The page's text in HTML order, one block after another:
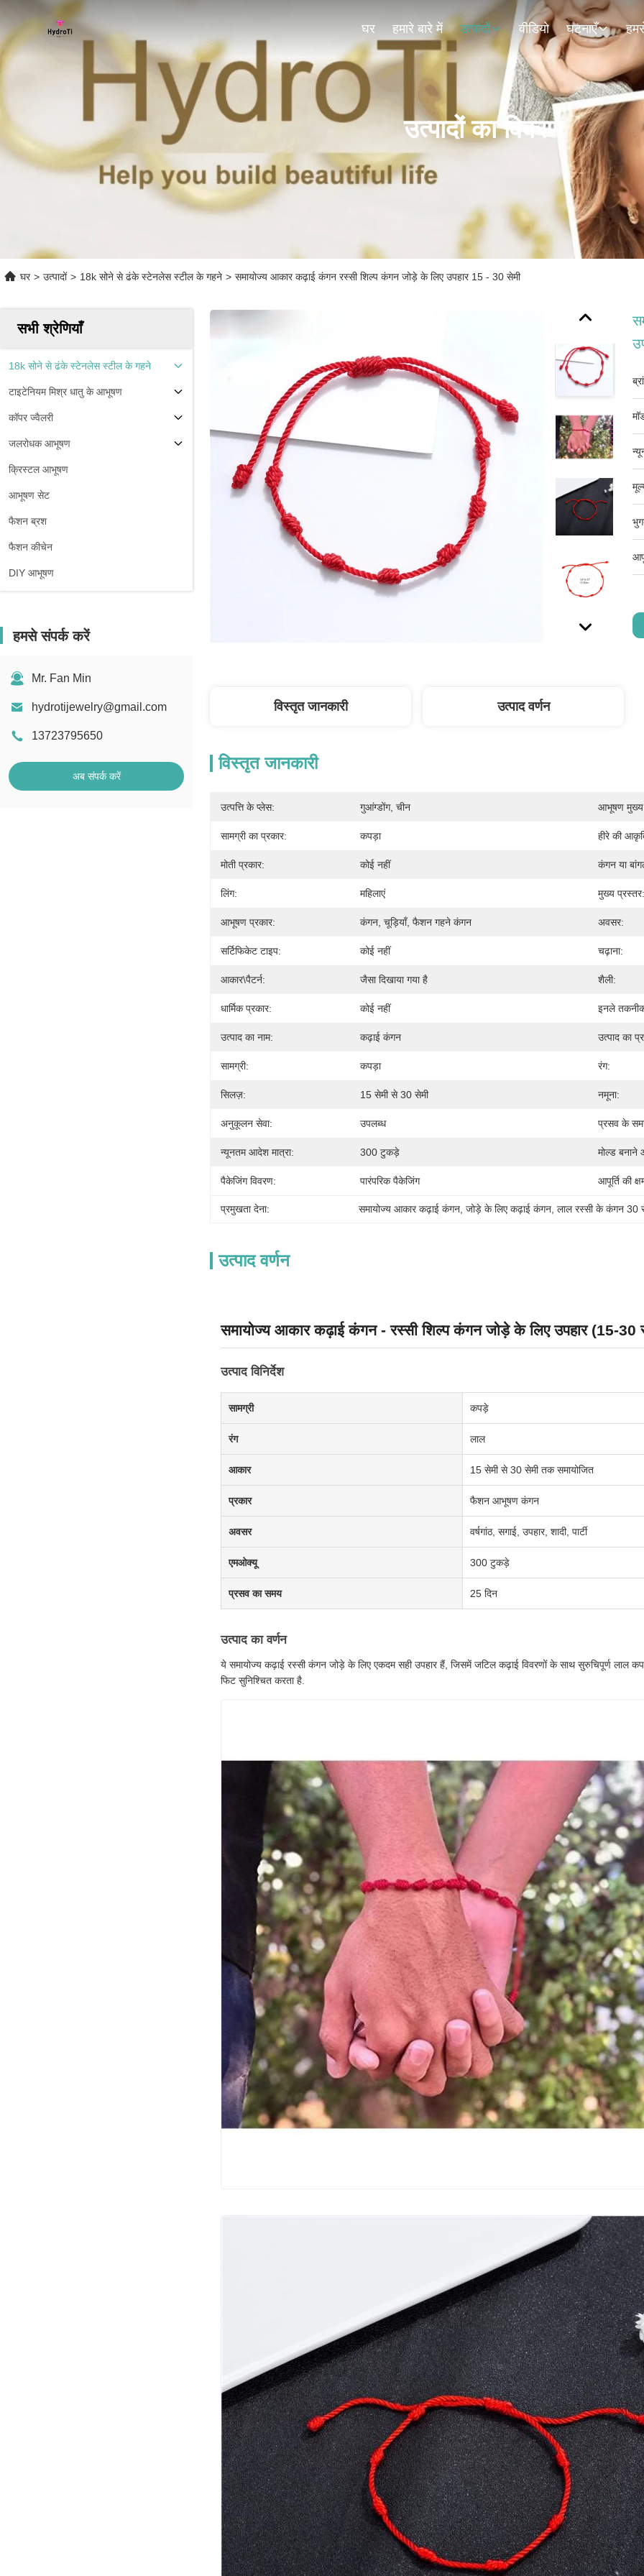
घर हमारे बारे में उत्पादों वीडियो घटनाएँ
उत्पादों का विवरण
घर > उत्पादों > 18k सोने से ढंके स्टेनलेस स्टील के गहने > समायोज्य आकार कढ़ाई कंगन रस्सी शिल्प कंगन जोड़े के लिए उपहार 15 - 30 सेमी
सभी श्रेणियाँ
18k सोने से ढंके स्टेनलेस स्टील के गहने
टाइटेनियम मिश्र धातु के आभूषण
कॉपर ज्वैलरी
जलरोधक आभूषण
क्रिस्टल आभूषण
आभूषण सेट
फैशन ब्रश
फैशन कीचेन
DIY आभूषण
हमसे संपर्क करें
Mr. Fan Min
hydrotijewelry@gmail.com
13723795650
अब संपर्क करें
विस्तृत जानकारी उत्पाद वर्णन
विस्तृत जानकारी
उत्पत्ति के प्लेस: गुआंग्डोंग, चीन आभूषण मुख्य
सामग्री का प्रकार: कपड़ा हीरे की
मोती प्रकार: कोई नहीं कंगन या
लिंग: महिलाएं मुख्य प्रस्तर:
आभूषण प्रकार: कंगन, चूड़ियाँ, फैशन गहने कंगन अवसर:
सर्टिफिकेट टाइप: कोई नहीं चढ़ाना:
आकार\पैटर्न: जैसा दिखाया गया है शैली:
धार्मिक प्रकार: कोई नहीं इनले
उत्पाद का नाम: कढ़ाई कंगन उत्पाद का
सामग्री: कपड़ा रंग:
सिलज़: 15 सेमी से 30 सेमी नमूना:
अनुकूलन सेवा: उपलब्ध प्रसव के
न्यूनतम आदेश मात्रा: 300 टुकड़े मोल्ड बनाने
पैकेजिंग विवरण: पारंपरिक पैकेजिंग आपूर्ति की
प्रमुखता देना: समायोज्य आकार कढ़ाई कंगन जोड़े के लिए कढ़ाई कंगन लाल रस्सी के कंगन 30
उत्पाद वर्णन
समायोज्य आकार कढ़ाई कंगन - रस्सी शिल्प कंगन जोड़े के लिए उपहार (15-30
उत्पाद विनिर्देश
सामग्री कपड़े
रंग लाल
आकार 15 सेमी से 30 सेमी तक समायोजित
प्रकार फैशन आभूषण कंगन
अवसर वर्षगांठ, सगाई, उपहार, शादी, पार्टी
एमओक्यू 300 टुकड़े
प्रसव का समय 25 दिन
उत्पाद का वर्णन
ये समायोज्य कढ़ाई रस्सी कंगन जोड़े के लिए एकदम सही उपहार हैं, जिसमें जटिल कढ़ाई विवरणों के साथ सुरुचिपूर्ण
फिट सुनिश्चित करता है.